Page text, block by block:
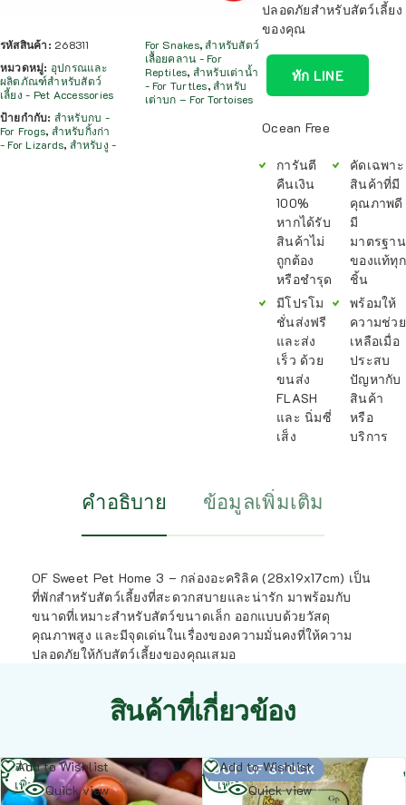
รหัสสินค้า: 268311
หมวดหมู่: อุปกรณและ
ผลิตภัณฑ์สำหรับสัตว์
เลี้ยง - Pet Accessories
ป้ายกำกับ: สำหรับกบ -
For Frogs, สำหรับกิ้งก่า
- For Lizards, สำหรับงู -
For Snakes,สำหรับสัตว์
เลื้อยคลาน - For
Reptiles, สำหรับเต่าน้ำ
- For Turtles,สำหรับ
เต่าบก – For Tortoises
ปลอดภัยสำหรับสัตว์เลี้ยง
ของคุณ
ทัก LINE
Ocean Free
การันตี
คืนเงิน
100%
หากได้รับ
สินค้าไม่
ถูกต้อง
หรือชำรุด
มีโปรโม
ชั่นส่งฟรี
และส่ง
เร็ว ด้วย
ขนส่ง
FLASH
และ นิ่มซี่
เส็ง
คัดเฉพาะ
สินค้าที่มี
คุณภาพดี
มี
มาตรฐาน
ของแท้ทุก
ชิ้น
พร้อมให้
ความช่วย
เหลือเมื่อ
ประสบ
ปัญหากับ
สินค้า
หรือ
บริการ
คำอธิบาย ข้อมูลเพิ่มเติม
OF Sweet Pet Home 3 – กล่องอะคริลิค (28x19x17cm) เป็น
ที่พักสำหรับสัตว์เลี้ยงที่สะดวกสบายและน่ารัก มาพร้อมกับ
ขนาดที่เหมาะสำหรับสัตว์ขนาดเล็ก ออกแบบด้วยวัสดุ
คุณภาพสูง และมีจุดเด่นในเรื่องของความมั่นคงที่ให้ความ
ปลอดภัยให้กับสัตว์เลี้ยงของคุณเสมอ
สินค้าที่เกี่ยวข้อง
Add to Wishlist
Quick view
อ่าน
เพิ่ม
OUT OF STOCK
Add to Wishlist
Quick view
อ่าน
เพิ่ม